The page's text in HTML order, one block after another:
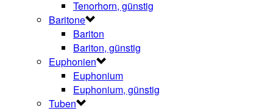
Tenorhorn, günstig
Baritone
Bariton
Bariton, günstig
Euphonien
Euphonium
Euphonium, günstig
Tuben